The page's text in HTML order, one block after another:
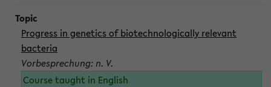
Progress in genetics of biotechnologically relevant
bacteria
Vorbesprechung: n. V.
Course taught in English